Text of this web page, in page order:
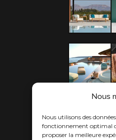
Nous
Nous utilisons des
fonctionnement optimal
proposer la meilleure